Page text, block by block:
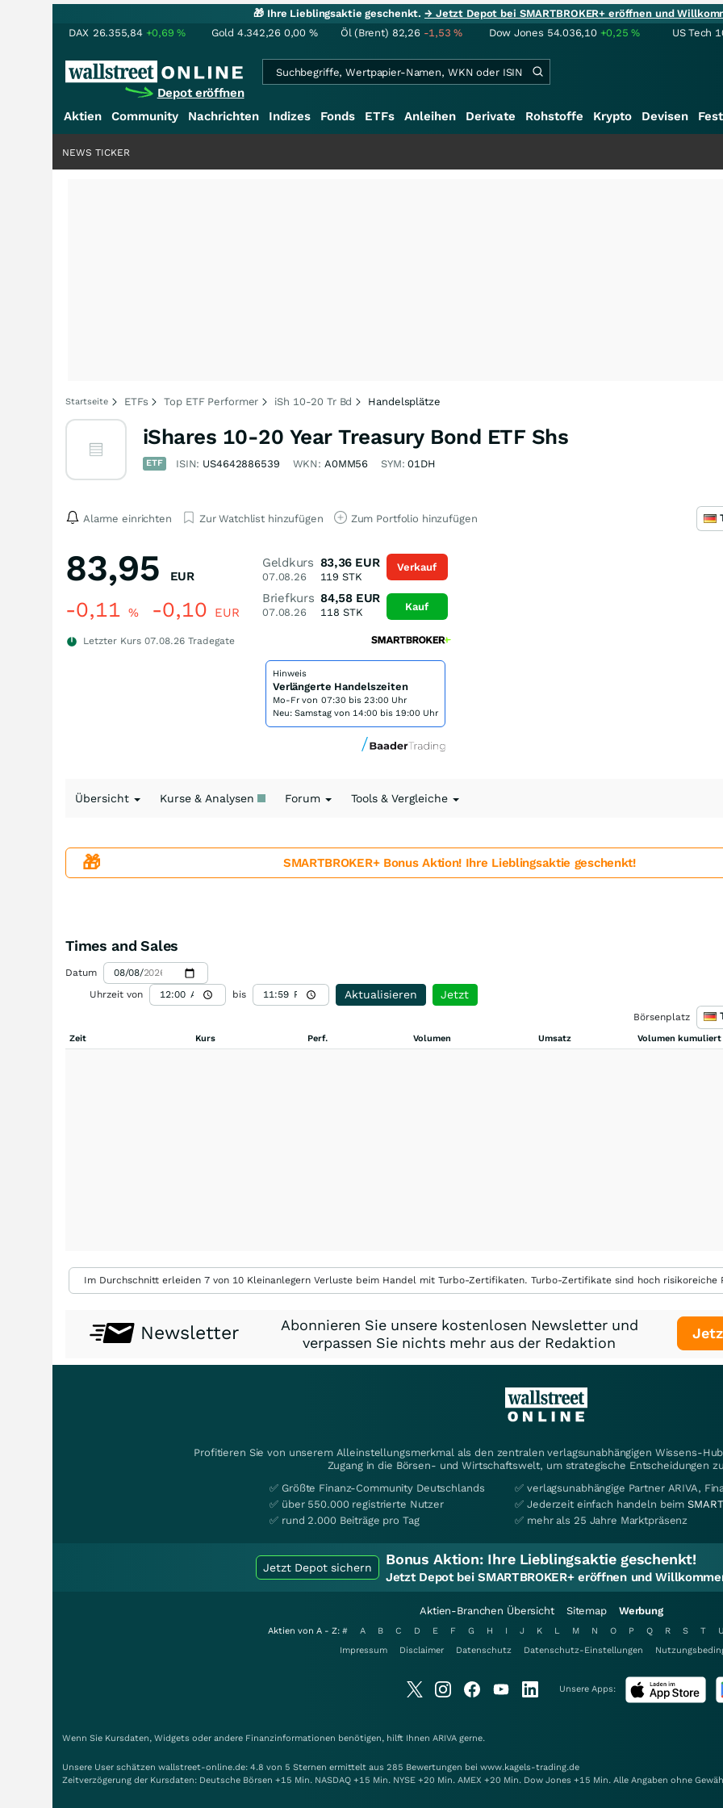
🎁 Ihre Lieblingsaktie geschenkt.→ Jetzt Depot bei SMARTBROKER+ eröffnen und
DAX 26.355,84 +0,69% Gold 4.342,26 0,00 % Öl (Brent) 82,26 -1,53% Dow Jones 54.036,10 +0,25% US Tech
Depot eröffnen
Aktien Community Nachrichten Indizes Fonds ETFs Anleihen Derivate Rohstoffe Krypto Devisen
NEWS TICKER
Startseite ETFs Top ETF Performer iSh 10-20 Tr Bd Handelsplätze
iShares 10-20 Year Treasury Bond ETF Shs
ETF ISIN: US4642886539 WKN: A0MM56 SYM:01DH
Alarme einrichten Zur Watchlist hinzufügen Zum Portfolio hinzufügen
83,95 EUR
-0,11 % -0,10 EUR
Letzter Kurs 07.08.26 Tradegate
Geldkurs
07.08.26
83,36 EUR
119 STK
Briefkurs
07.08.26
84,58 EUR
118 STK
Verkauf
Kauf
Hinweis
Verlängerte Handelszeiten
Mo-Fr von 07:30 bis 23:00 Uhr
Neu: Samstag von 14:00 bis 19:00 Uhr
Übersicht Kurse & Analysen Forum Tools & Vergleiche
🎁 SMARTBROKER+ Bonus Aktion! Ihre Lieblingsaktie geschenkt!
Times and Sales
Datum
Uhrzeit von
bis Aktualisieren Jetzt
Börsenplatz
Zeit Kurs Perf. Volumen Umsatz Volumen kumuliert
Im Durchschnitt erleiden 7 von 10 Kleinanlegern Verluste beim Handel mit Turbo-Zertifikaten. Turbo-Zertifikate sind hoch
Newsletter
Abonnieren Sie unsere kostenlosen Newsletter und
verpassen Sie nichts mehr aus der Redaktion
Profitieren Sie von unserem Alleinstellungsmerkmal als den zentralen verlagsunabhängigen Wissens-
Zugang in die Börsen- und Wirtschaftswelt, um strategische Entscheidungen
✅ Größte Finanz-Community Deutschlands
✅ über 550.000 registrierte Nutzer
✅ rund 2.000 Beiträge pro Tag
✅ verlagsunabhängige Partner ARIVA,
✅ Jederzeit einfach handeln beim
✅ mehr als 25 Jahre Marktpräsenz
Jetzt Depot sichern Bonus Aktion: Ihre Lieblingsaktie geschenkt!
Jetzt Depot bei SMARTBROKER+ eröffnen und
Aktien-Branchen Übersicht Sitemap Werbung
Aktien von A - Z: # A B C D E F G H I J K L M N O P Q R S T U
Impressum
Disclaimer Datenschutz Datenschutz-Einstellungen
Unsere Apps:
Wenn Sie Kursdaten, Widgets oder andere Finanzinformationen benötigen, hilft Ihnen ARIVA gerne.
Unsere User schätzen wallstreet-online.de: 4.8 von 5 Sternen ermittelt aus 285 Bewertungen bei www.kagels-trading.de
Zeitverzögerung der Kursdaten: Deutsche Börsen +15 Min. NASDAQ +15 Min. NYSE +20 Min. AMEX +20 Min. Dow Jones +15 Min. Alle Angaben ohne